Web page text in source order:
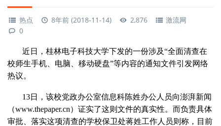
热点 8年前 (2018-11-14) 2,876
激流网
0
近日，桂林电子科技大学下发的一份涉及“全面清查在
校师生手机、电脑、移动硬盘”等内容的通知文件引发网络
热议。
13日，该校党政办公室信息科陈姓办公人员向澎湃新闻
（www.thepaper.cn）证实了这则文件的真实性。而负责具体
审批、落实这项清查的学校保卫处蒋姓工作人员则称，目前